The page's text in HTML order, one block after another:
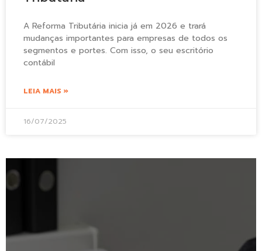
A Reforma Tributária inicia já em 2026 e trará
mudanças importantes para empresas de todos os
segmentos e portes. Com isso, o seu escritório
contábil
LEIA MAIS »
16/07/2025